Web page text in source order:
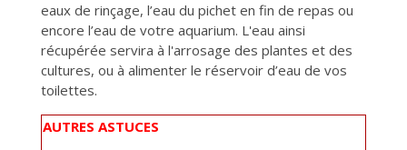
eaux de rinçage, l’eau du pichet en fin de repas ou
encore l’eau de votre aquarium. L'eau ainsi
récupérée servira à l'arrosage des plantes et des
cultures, ou à alimenter le réservoir d’eau de vos
toilettes.
AUTRES ASTUCES